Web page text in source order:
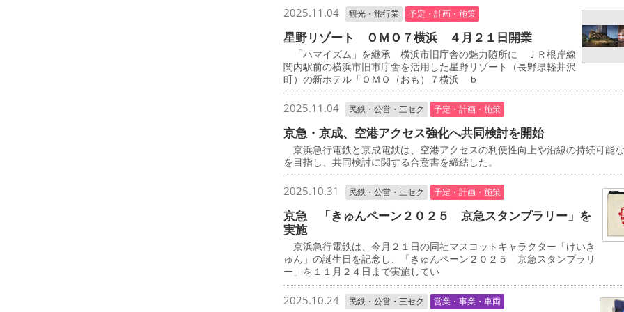
2025.11.04 観光・旅行業 予定・計画・施策
星野リゾート ＯＭＯ７横浜 ４月２１日開業
「ハマイズム」を継承 横浜市旧庁舎の魅力随所に ＪＲ根岸線
関内駅前の横浜市旧市庁舎を活用した星野リゾート（長野県軽井沢
町）の新ホテル「ＯＭＯ（おも）７横浜 ｂ
2025.11.04 民鉄・公営・三セク 予定・計画・施策
京急・京成、空港アクセス強化へ共同検討を開始
京浜急行電鉄と京成電鉄は、空港アクセスの利便性向上や沿線の持続可能
を目指し、共同検討に関する合意書を締結した。
2025.10.31 民鉄・公営・三セク 予定・計画・施策
京急 「きゅんペーン２０２５ 京急スタンプラリー」を
実施
京浜急行電鉄は、今月２１日の同社マスコットキャラクター「けいき
ゅん」の誕生日を記念し、「きゅんペーン２０２５ 京急スタンプラリ
ー」を１１月２４日まで実施してい
2025.10.24 民鉄・公営・三セク 営業・事業・車両